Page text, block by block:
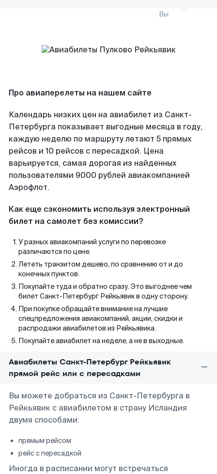
Вы
Про авиаперелеты на нашем сайте
Календарь низких цен на авиабилет из Санкт-
Петербурга показывает выгодные месяца в году,
каждую неделю по маршруту летают 5 прямых
рейсов и 10 рейсов с пересадкой. Цена
варьируется, самая дорогая из найденных
пользователями 9000 рублей авиакомпанией
Аэрофлот.
Как еще сэкономить используя электронный
билет на самолет без комиссии?
У разных авиакомпаний услуги по перевозке
различаются по цене.
Лететь транзитом дешево, по сравнению от и до
конечных пунктов.
Покупайте туда и обратно сразу. Это выгоднее чем
билет Санкт-Петербург Рейкьявик в одну сторону.
При покупке обращайте внимание на лучшие
спецпредложения авиакомпаний, акции, скидки и
распродажи авиабилетов из Рейкьявика.
Покупайте авиабилет на неделе, а не в выходные.
Авиабилеты Санкт-Петербург Рейкьявик
прямой рейс или с пересадками
Вы можете добраться из Санкт-Петербурга в
Рейкьявик с авиабилетом в страну Исландия
двумя способами:
прямым рейсом
рейс с пересадкой
Иногда в расписании могут встречаться